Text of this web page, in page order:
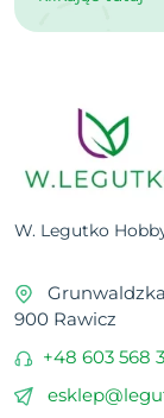
W. Legutko
900 Rawicz
+48 603 568